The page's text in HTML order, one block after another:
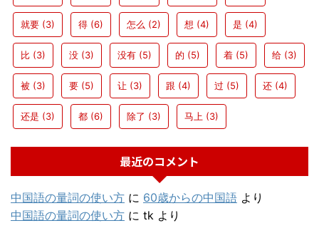
就要 (3) 得 (6) 怎么 (2) 想 (4) 是 (4)
比 (3) 没 (3) 没有 (5) 的 (5) 着 (5) 给 (3)
被 (3) 要 (5) 让 (3) 跟 (4) 过 (5) 还 (4)
还是 (3) 都 (6) 除了 (3) 马上 (3)
最近のコメント
中国語の量詞の使い方 に 60歳からの中国語 より
中国語の量詞の使い方 に tk より